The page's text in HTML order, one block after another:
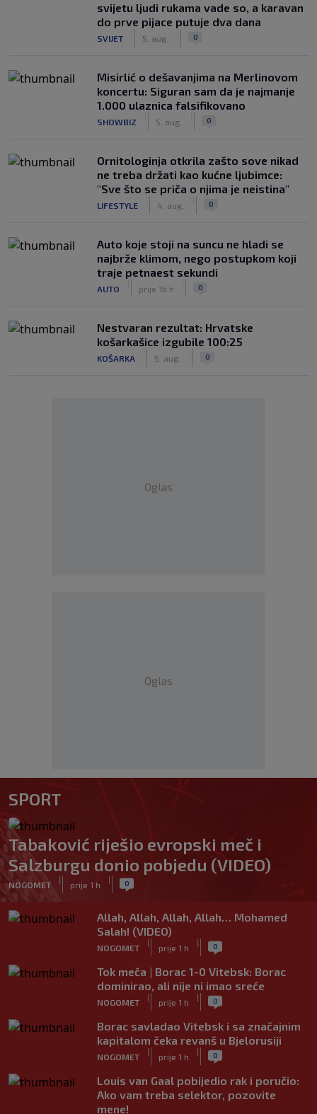
svijetu ljudi rukama vade so, a karavan
do prve pijace putuje dva dana
SVIJET 5. aug. 0
Misirlić o dešavanjima na Merlinovom
koncertu: Siguran sam da je najmanje
1.000 ulaznica falsifikovano
SHOWBIZ 5. aug. 0
Ornitologinja otkrila zašto sove nikad
ne treba držati kao kućne ljubimce:
"Sve što se priča o njima je neistina"
LIFESTYLE 4. aug. 0
Auto koje stoji na suncu ne hladi se
najbrže klimom, nego postupkom koji
traje petnaest sekundi
AUTO prije 16 h 0
Nestvaran rezultat: Hrvatske
košarkašice izgubile 100:25
KOŠARKA 5. aug. 0
Oglas
Oglas
SPORT
Tabaković riješio evropski meč i
Salzburgu donio pobjedu (VIDEO)
NOGOMET
|
prije 1 h
| 0
Allah, Allah, Allah, Allah… Mohamed
Salah! (VIDEO)
NOGOMET
|
prije 1 h
| 0
Tok meča | Borac 1-0 Vitebsk: Borac
dominirao, ali nije ni imao sreće
NOGOMET
|
prije 1 h
| 0
Borac savladao Vitebsk i sa značajnim
kapitalom čeka revanš u Bjelorusiji
NOGOMET
|
prije 1 h
| 0
Louis van Gaal pobijedio rak i poručio:
Ako vam treba selektor, pozovite
mene!